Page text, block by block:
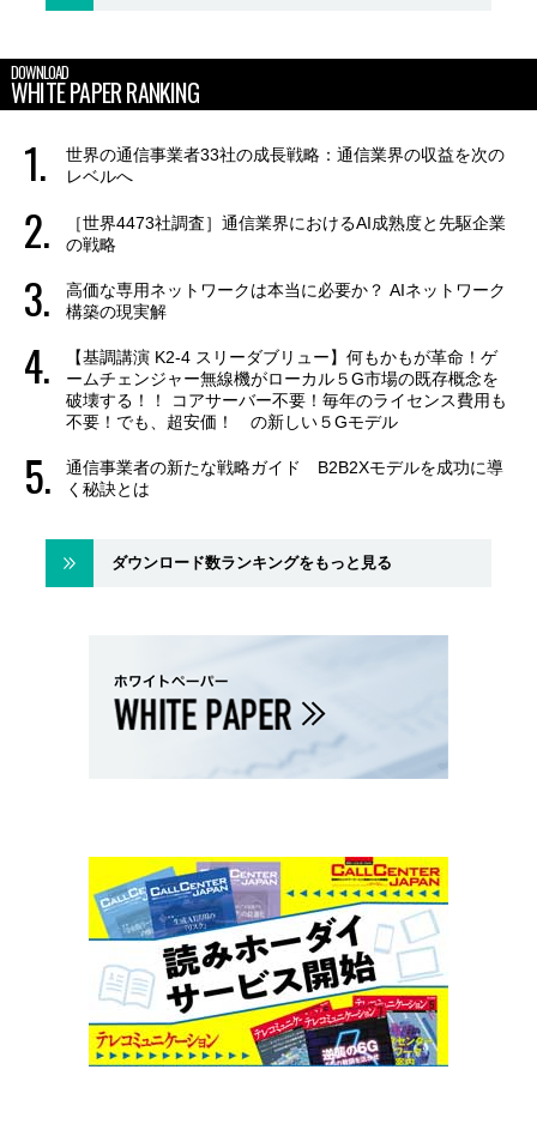
DOWNLOAD
WHITE PAPER RANKING
世界の通信事業者33社の成長戦略：通信業界の収益を次の
レベルへ
［世界4473社調査］通信業界におけるAI成熟度と先駆企業
の戦略
高価な専用ネットワークは本当に必要か？ AIネットワーク
構築の現実解
【基調講演 K2-4 スリーダブリュー】何もかもが革命！ゲ
ームチェンジャー無線機がローカル５G市場の既存概念を
破壊する！！ コアサーバー不要！毎年のライセンス費用も
不要！でも、超安価！ の新しい５Gモデル
通信事業者の新たな戦略ガイド B2B2Xモデルを成功に導
く秘訣とは
ダウンロード数ランキングをもっと見る